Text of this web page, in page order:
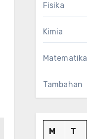
Fisika
Kimia
Matematika
Tambahan
M T